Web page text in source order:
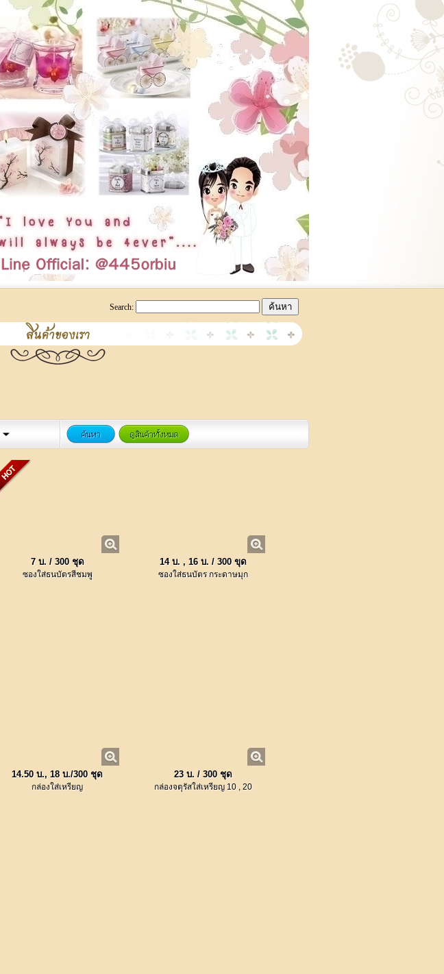
Search:
7 บ. / 300 ชุด
ซองใส่ธนบัตรสีชมพู
14 บ. , 16 บ. / 300 ขุด
ซองใส่ธนบัตร กระดาษมุก
14.50 บ., 18 บ./300 ชุด
กล่องใส่เหรียญ
23 บ. / 300 ชุด
กล่องจตุรัสใส่เหรียญ 10 , 20